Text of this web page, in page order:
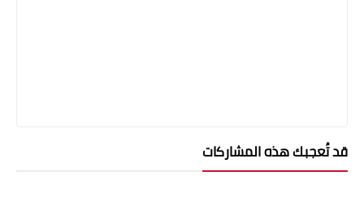
قد تُعجبك هذه المشاركات